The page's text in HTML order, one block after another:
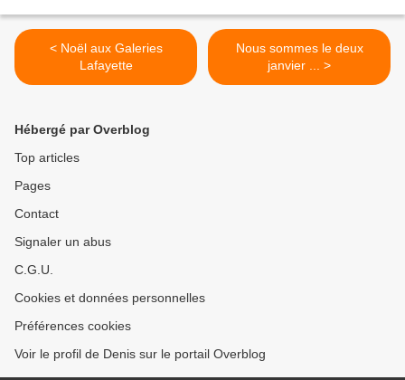
< Noël aux Galeries
Lafayette
Nous sommes le deux
janvier ... >
Hébergé par Overblog
Top articles
Pages
Contact
Signaler un abus
C.G.U.
Cookies et données personnelles
Préférences cookies
Voir le profil de Denis sur le portail Overblog